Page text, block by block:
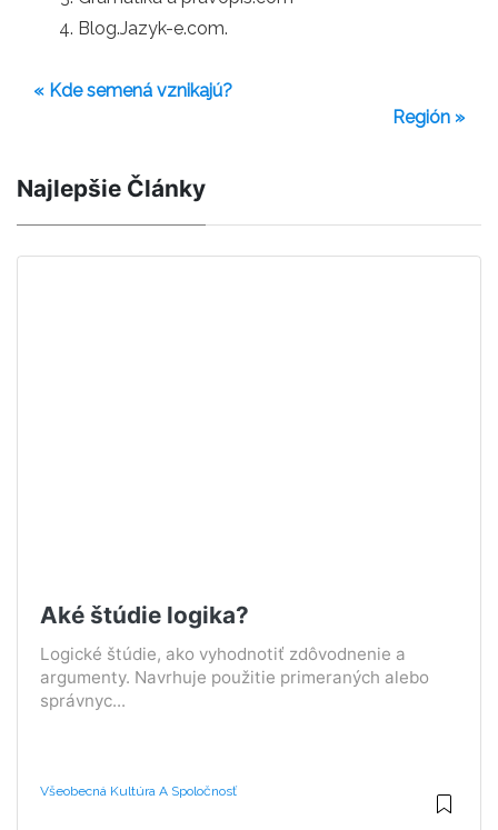
Blog.Jazyk-e.com.
« Kde semená vznikajú?
Región »
Najlepšie Články
Aké štúdie logika?
Logické štúdie, ako vyhodnotiť zdôvodnenie a
argumenty. Navrhuje použitie primeraných alebo
správnyc...
Všeobecná Kultúra A Spoločnosť